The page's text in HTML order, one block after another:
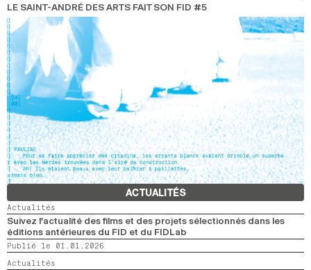
LE SAINT-ANDRÉ DES ARTS FAIT SON FID #5
ACTUALITÉS
Actualités
Suivez l’actualité des films et des projets sélectionnés dans les
éditions antérieures du FID et du FIDLab
Publié le 01.01.2026
Actualités